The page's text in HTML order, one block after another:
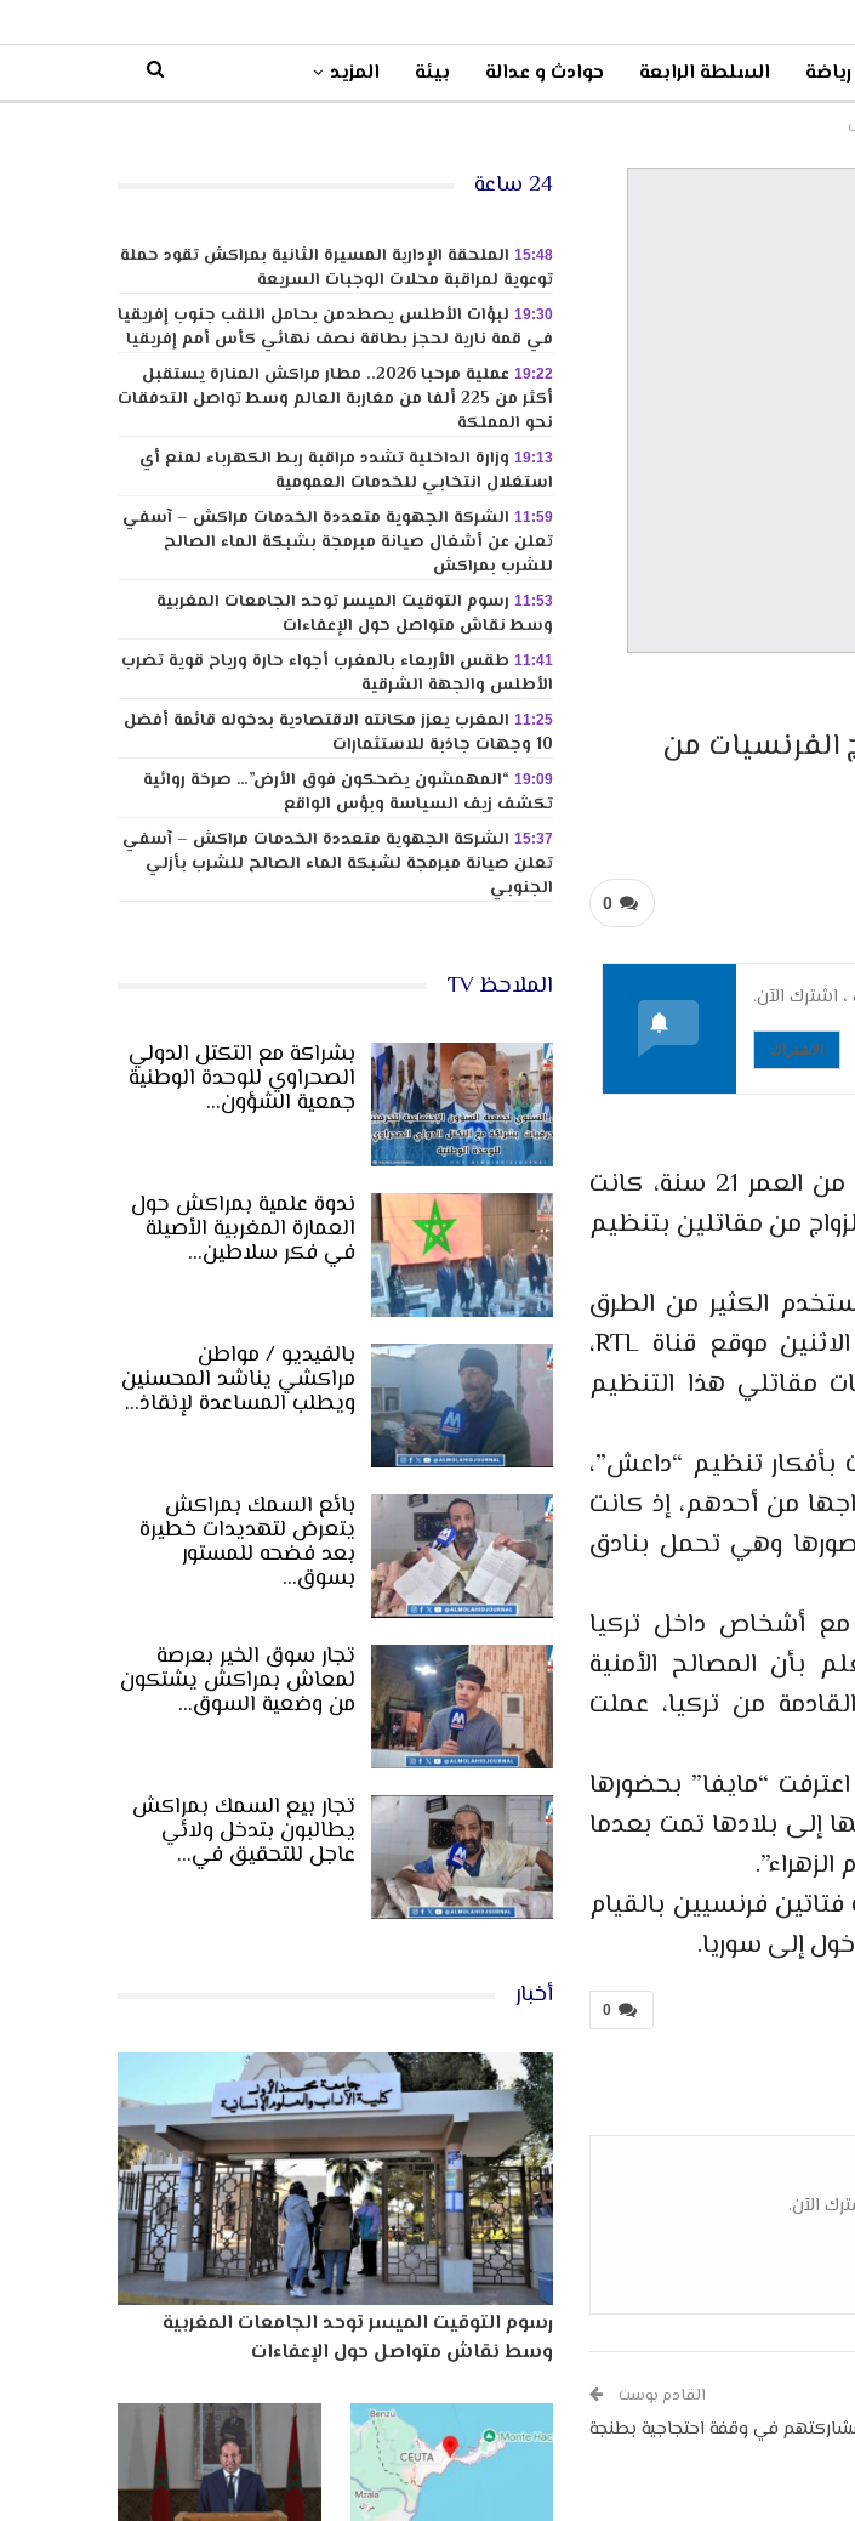
رياضة السلطة الرابعة حوادث و عدالة بيئة المزيد
الفرنسيات من
0
اشترك الآن.
الاشتراك
ألقت قوات الشرطة الفرنسية القبض على شابة فرنسية تبلغ من العمر 21 سنة، كانت
من مقاتلين بتنظيم
الكثير من الطرق
لإقناع الفرنسيات بالالتحاق بـ”داعش” حسب ما نشره أمس الاثنين موقع قناة RTL،
مقاتلي هذا التنظيم
في ربيع 2014 بعدما اقتنعت بأفكار تنظيم “داعش”،
من أحدهم، إذ كانت
وهي تحمل بنادق
مع أشخاص داخل تركيا
بأن المصالح الأمنية
من تركيا، عملت
“مايفا” بحضورها
إلى بلادها تمت بعدما
فرنسيين بالقيام
إلى سوريا.
0
الآن.
القادم بوست
في وقفة احتجاجية بطنجة
24 ساعة
15:48 الملحقة الإدارية المسيرة الثانية بمراكش تقود حملة
توعوية لمراقبة محلات الوجبات السريعة
19:30 لبؤات الأطلس يصطدمن بحامل اللقب جنوب إفريقيا
في قمة نارية لحجز بطاقة نصف نهائي كأس أمم إفريقيا
19:22
عملية مرحبا 2026.. مطار مراكش المنارة يستقبل
أكثر من 225 ألفا من مغاربة العالم وسط تواصل التدفقات
نحو المملكة
19:13 وزارة الداخلية تشدد مراقبة ربط الكهرباء لمنع أي
استغلال انتخابي للخدمات العمومية
11:59 الشركة الجهوية متعددة الخدمات مراكش – آسفي
تعلن عن أشغال صيانة مبرمجة بشبكة الماء الصالح
للشرب بمراكش
11:53 رسوم التوقيت الميسر توحد الجامعات المغربية
وسط نقاش متواصل حول الإعفاءات
11:41 طقس الأربعاء بالمغرب أجواء حارة ورياح قوية تضرب
الأطلس والجهة الشرقية
11:25 المغرب يعزز مكانته الاقتصادية بدخوله قائمة أفضل
10 وجهات جاذبة للاستثمارات
19:09 “المهمشون يضحكون فوق الأرض”… صرخة روائية
تكشف زيف السياسة وبؤس الواقع
15:37 الشركة الجهوية متعددة الخدمات مراكش – آسفي
تعلن صيانة مبرمجة لشبكة الماء الصالح للشرب بأزلي
الجنوبي
الملاحظ TV
بشراكة مع التكتل الدولي
الصحراوي للوحدة الوطنية
جمعية الشؤون…
ندوة علمية بمراكش حول
العمارة المغربية الأصيلة
في فكر سلاطين…
بالفيديو / مواطن
مراكشي يناشد المحسنين
ويطلب المساعدة لإنقاذ…
بائع السمك بمراكش
يتعرض لتهديدات خطيرة
بعد فضحه للمستور
بسوق…
تجار سوق الخير بعرصة
لمعاش بمراكش يشتكون
من وضعية السوق…
تجار بيع السمك بمراكش
يطالبون بتدخل ولائي
عاجل للتحقيق في…
أخبار
رسوم التوقيت الميسر توحد الجامعات المغربية
وسط نقاش متواصل حول الإعفاءات